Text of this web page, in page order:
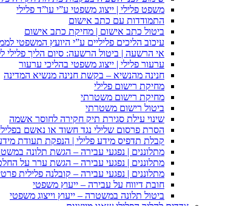
משפט פלילי | ייצוג משפטי ע”י עו”ד פלילי
התמודדות עם כתב אישום
ביטול כתב אישום | מחיקת כתב אישום
עיכוב הליכים פליליים ע”י היועץ המשפטי
אי הרשעה | ביטול הרשעה: סיום הליך
ערעור פלילי | ייצוג משפטי בהליכי ערעור
חנינה מהנשיא – בקשת חנינה מנשיא המדינה
מחיקת רישום פלילי
מחיקת רישום משטרתי
ביטול רישום משטרתי
שינוי עילת סגירת תיק חקירה לחוסר אשמה
הסרת פרסום שלילי נגד חשוד או נאשם
קבלת תדפיס מידע פלילי | הנפקת תעודת
מתלוננים | נפגעי עבירה – הגשת תלונה
מתלוננים | נפגעי עבירה – הגשת ערר על
מתלוננים | נפגעי עבירה – קובלנה פלילית
חובת דיווח על עבירה – ייעוץ משפטי
ביטול תלונה במשטרה – ייעוץ וייצוג משפטי